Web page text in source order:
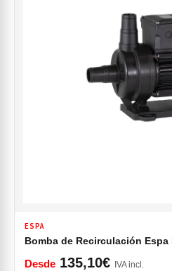
ESPA
Bomba de Recirculación Espa
Desde 135,10€ IVA incl.